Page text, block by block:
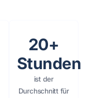
20+
Stunden
ist der
Durchschnitt für